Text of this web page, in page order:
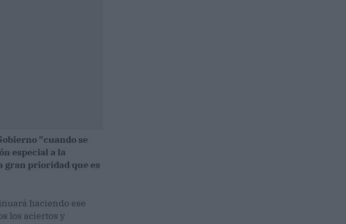
"cuando se
especial a la
gran prioridad que es
haciendo ese
los aciertos y